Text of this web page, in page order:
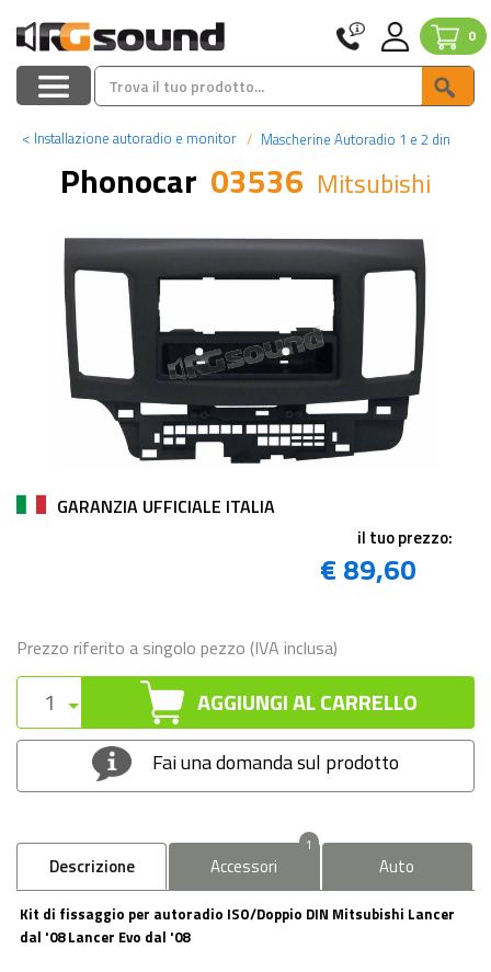
0
< Installazione autoradio e monitor Mascherine Autoradio 1 e 2 din
Phonocar 03536 Mitsubishi
GARANZIA UFFICIALE ITALIA
il tuo prezzo:
€ 89,60
Prezzo riferito a singolo pezzo (IVA inclusa)
AGGIUNGI AL CARRELLO
Fai una domanda sul prodotto
Descrizione Accessori
1
Auto
Kit di fissaggio per autoradio ISO/Doppio DIN Mitsubishi Lancer
dal '08 Lancer Evo dal '08